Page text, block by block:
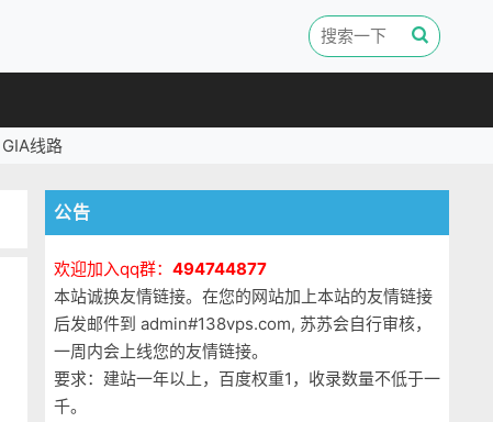
GIA线路
公告
欢迎加入qq群： 494744877
本站诚换友情链接。在您的网站加上本站的友情链接
后发邮件到 admin#138vps.com, 苏苏会自行审核，
一周内会上线您的友情链接。
要求：建站一年以上，百度权重1，收录数量不低于一
千。